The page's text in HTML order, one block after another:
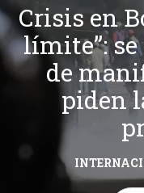
Crisis en
límite”:
de
piden